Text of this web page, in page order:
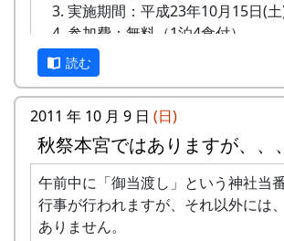
実施期間：平成23年10月15日(
参加費：無料（1泊4食付）
（JR西脇市駅までの交通費は
なります）
（マイカーでの参加の方は
て下さい）
集合場所：JR加古川線 西脇市駅
集合時間：10：07（JR到着時間
（西脇市駅からはマイクロ
に移動）
内容：
読む
2011 年 10 月 9 日 (日)
秋祭本宮ではありますが、、、
午前中に「御当渡し」という神社当
行事が行われますが、それ以外には
ありません。